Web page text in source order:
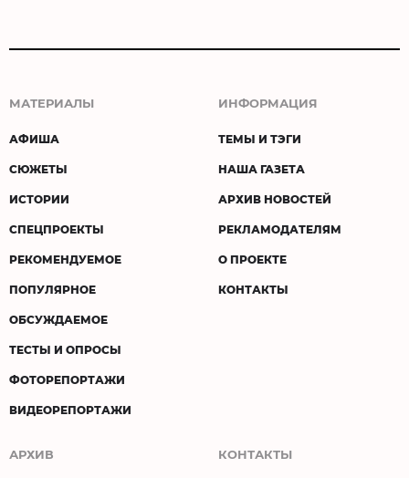
МАТЕРИАЛЫ
АФИША
СЮЖЕТЫ
ИСТОРИИ
СПЕЦПРОЕКТЫ
РЕКОМЕНДУЕМОЕ
ПОПУЛЯРНОЕ
ОБСУЖДАЕМОЕ
ТЕСТЫ И ОПРОСЫ
ФОТОРЕПОРТАЖИ
ВИДЕОРЕПОРТАЖИ
ИНФОРМАЦИЯ
ТЕМЫ И ТЭГИ
НАША ГАЗЕТА
АРХИВ НОВОСТЕЙ
РЕКЛАМОДАТЕЛЯМ
О ПРОЕКТЕ
КОНТАКТЫ
АРХИВ КОНТАКТЫ